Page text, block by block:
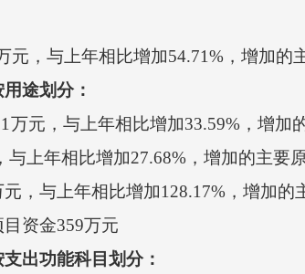
元，与上年相比增加54.71%，增加的
途划分：
万元， 与上年相比增加33.59%，增加
与上年相比增加27.68%，增加的主要
元， 与上年相比增加128.17%，增加的
资金359万元
出功能科目划分：